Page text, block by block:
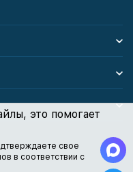
это помогает
свое
в соответствии с